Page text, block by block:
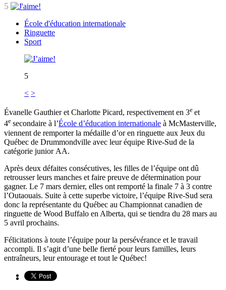
5
École d'éducation internationale
Ringuette
Sport
5
< >
Évanelle Gauthier et Charlotte Picard, respectivement en 3e et
4e secondaire à l’École d’éducation internationale à McMasterville,
viennent de remporter la médaille d’or en ringuette aux Jeux du
Québec de Drummondville avec leur équipe Rive-Sud de la
catégorie junior AA.
Après deux défaites consécutives, les filles de l’équipe ont dû
retrousser leurs manches et faire preuve de détermination pour
gagner. Le 7 mars dernier, elles ont remporté la finale 7 à 3 contre
l’Outaouais. Suite à cette superbe victoire, l’équipe Rive-Sud sera
donc la représentante du Québec au Championnat canadien de
ringuette de Wood Buffalo en Alberta, qui se tiendra du 28 mars au
5 avril prochains.
Félicitations à toute l’équipe pour la persévérance et le travail
accompli. Il s’agit d’une belle fierté pour leurs familles, leurs
entraîneurs, leur entourage et tout le Québec!